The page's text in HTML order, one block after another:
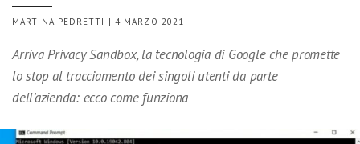
MARTINA PEDRETTI | 4 MARZO 2021
Arriva Privacy Sandbox, la tecnologia di Google che promette
lo stop al tracciamento dei singoli utenti da parte
dell’azienda: ecco come funziona